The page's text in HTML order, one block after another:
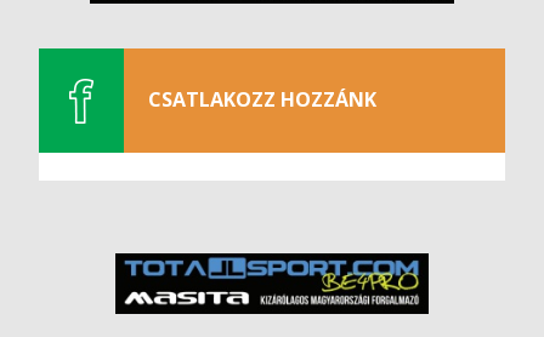
CSATLAKOZZ HOZZÁNK